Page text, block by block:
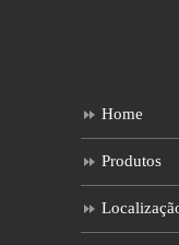
Home
Produtos